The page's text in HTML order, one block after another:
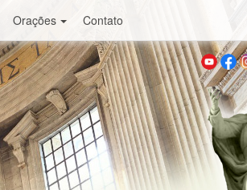
Orações Contato